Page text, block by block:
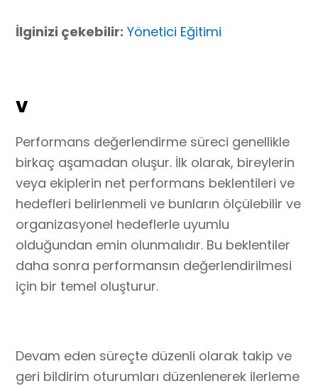
İlginizi çekebilir: Yönetici Eğitimi
v
Performans değerlendirme süreci genellikle
birkaç aşamadan oluşur. İlk olarak, bireylerin
veya ekiplerin net performans beklentileri ve
hedefleri belirlenmeli ve bunların ölçülebilir ve
organizasyonel hedeflerle uyumlu
olduğundan emin olunmalıdır. Bu beklentiler
daha sonra performansın değerlendirilmesi
için bir temel oluşturur.
Devam eden süreçte düzenli olarak takip ve
geri bildirim oturumları düzenlenerek ilerleme